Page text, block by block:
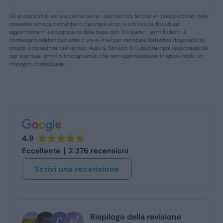
Gli accessori di serie ed extra serie, i dati tecnici, le foto e i prezzi indicati nella
presente scheda potrebbero riportare errori e omissioni dovuti ad
aggiornamenti e integrazioni della base dati. Invitiamo i gentili clienti a
contattarci telefonicamente o via e-mail per verificare l’effettiva disponibilità,
prezzo e dotazione del veicolo. Auto & Servizio S.r.l. declina ogni responsabilità
per eventuali errori o incongruenze, che non reppresentano in alcun modo un
impegno contrattuale.
4.9
Eccellente
2.376 recensioni
Scrivi una recensione
della revisione MARILENA